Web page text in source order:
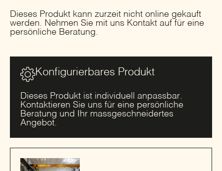
Dieses Produkt kann zurzeit nicht online gekauft
werden. Nehmen Sie mit uns Kontakt auf für eine
persönliche Beratung.
Konfigurierbares Produkt
Dieses Produkt ist individuell anpassbar.
Kontaktieren Sie uns für eine persönliche
Beratung und Ihr massgeschneidertes
Angebot.